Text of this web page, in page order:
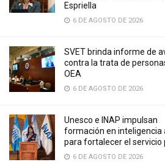
Espriella
6 DE AGOSTO DE 2026
SVET brinda informe de
contra la trata de
OEA
6 DE AGOSTO DE 2026
Unesco e INAP impulsan
formación en inteligencia
para fortalecer el servicio
6 DE AGOSTO DE 2026